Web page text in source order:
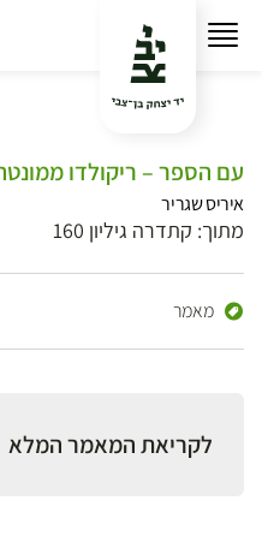
עם הספר – ריקולדו
איריס שגריר
מתוך: קתדרה גיליון 160
מאמר
לקריאת המאמר המלא